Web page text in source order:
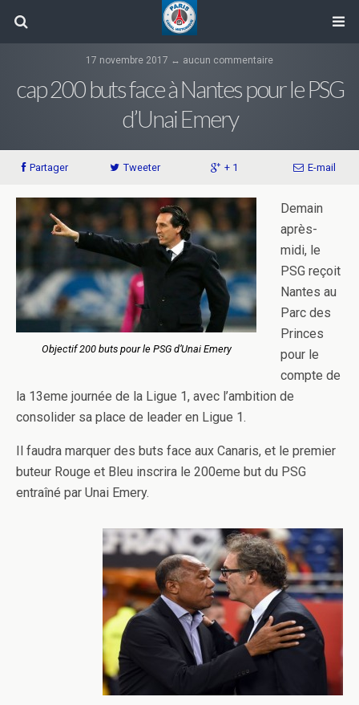
17 novembre 2017 ↔ aucun commentaire
cap 200 buts face à Nantes pour le PSG
d’Unai Emery
Partager Tweeter + 1 E-mail
Objectif 200 buts pour le PSG d’Unai Emery
Demain
après-
midi, le
PSG reçoit
Nantes au
Parc des
Princes
pour le
compte de
la 13eme journée de la Ligue 1, avec l’ambition de
consolider sa place de leader en Ligue 1.
Il faudra marquer des buts face aux Canaris, et le premier
buteur Rouge et Bleu inscrira le 200eme but du PSG
entraîné par Unai Emery.